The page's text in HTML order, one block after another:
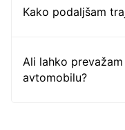
Kako podaljšam
Ali lahko
avtomobilu?